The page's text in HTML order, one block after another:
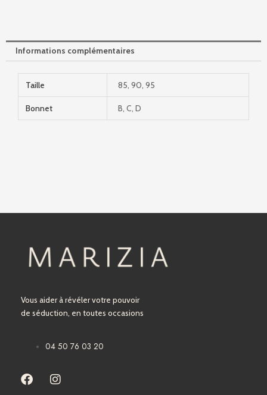
Informations complémentaires
Taille 85, 90, 95
Bonnet B, C, D
Vous aider à révéler votre pouvoir
de séduction, en toutes occasions
04 50 76 03 20
F
I